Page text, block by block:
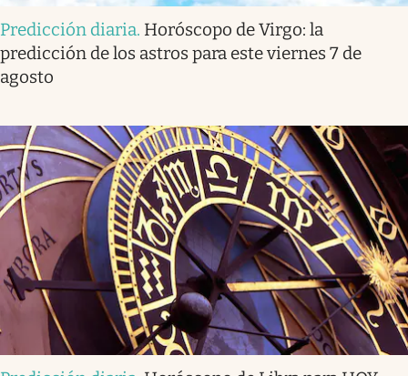
Predicción diaria. Horóscopo de Virgo: la
predicción de los astros para este viernes 7 de
agosto